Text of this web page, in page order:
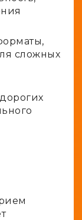
сложных